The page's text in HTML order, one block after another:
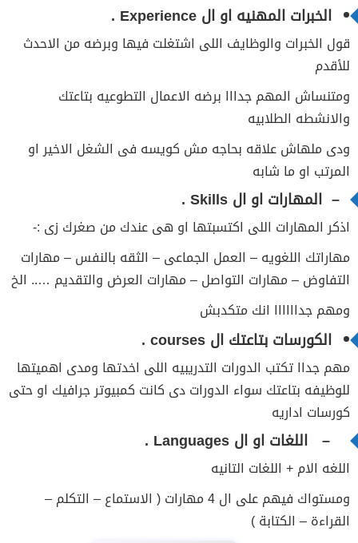
الخبرات المهنيه او ال Experience .
قول الخبرات والوظايف اللى اشتغلت فيها وبرضه من الاحدث
للأقدم
ومتنساش المهم جدااا برضه الاعمال التطوعيه بتاعتك
والانشطه الطلابيه
ودى ملهاش علاقه بحاجه مش كويسه فى الشغل الاخير او
المرتب او ما شابه
– المهارات او ال Skills .
اذكر المهارات اللى اكتسبتها او هى عندك من صغرك زى :-
مهاراتك اللغويه – العمل الجماعى – الثقه بالنفس – مهارات
التفاوض – مهارات التواصل – مهارات العرض والتقديم ….. الخ
ومهم جداااااا انك متكدبش
الكورسات بتاعتك ال courses .
مهم جداا تكتب الدورات التدريبيه اللى اخدتها ومدى اهميتها
للوظيفه بتاعتك سواء الدورات دى كانت كمبيوتر جرافيك او حتى
كورسات اداريه
– اللغات او ال Languages .
اللغه الام + اللغات التانيه
ومستواك فيهم على ال 4 مهارات ( الاستماع – التكلم –
القراءة – الكتابة )